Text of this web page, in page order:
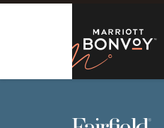
Skip to Content